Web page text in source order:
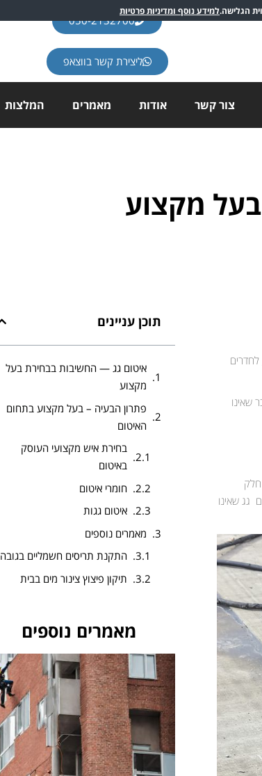
050-2132700
ליצירת קשר בווצאפ
צור קשר אודות מאמרים המלצות
מקצוע
לחדרים
שאינו
חלק
גג שאינו
תוכן עניינים
איטום גג — החשיבות בבחירת בעל
מקצוע
פתרון הבעיה – בעל מקצוע בתחום
האיטום
בחירת איש מקצועי העוסק
באיטום
חומרי איטום
איטום גגות
מאמרים נוספים
התקנת תריסים חשמליים בגובה
תיקון פיצוץ צינור מים בבית
מאמרים נוספים
הגלישה.למידע נוסף ומדיניות פרטיות